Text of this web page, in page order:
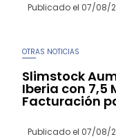
Publicado el 07/08/
OTRAS NOTICIAS
Slimstock
Iberia con 7,5
Facturación
Publicado el 07/08/